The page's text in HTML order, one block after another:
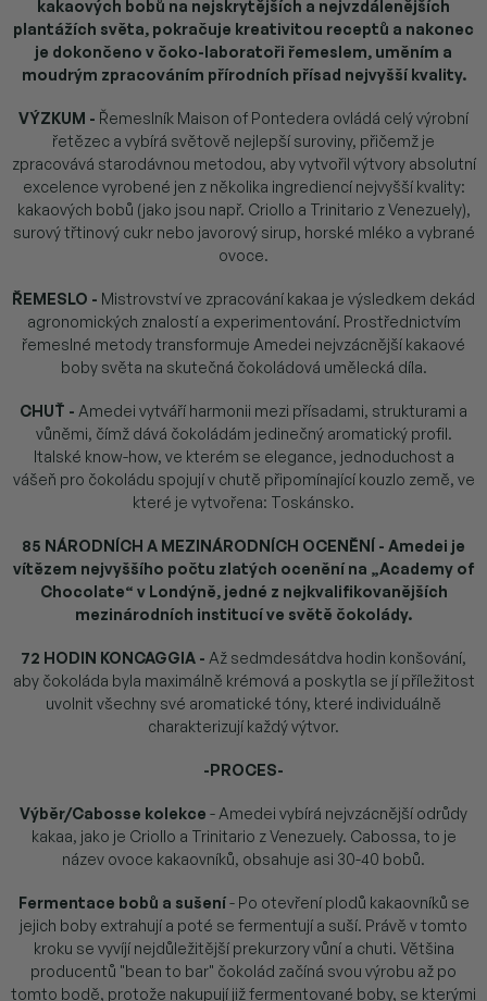
kakaových bobů na nejskrytějších a nejvzdálenějších
plantážích světa, pokračuje kreativitou receptů a nakonec
je dokončeno v čoko-laboratoři řemeslem, uměním a
moudrým zpracováním přírodních přísad nejvyšší kvality.
VÝZKUM - Řemeslník Maison of Pontedera ovládá celý výrobní
řetězec a vybírá světově nejlepší suroviny, přičemž je
zpracovává starodávnou metodou, aby vytvořil výtvory absolutní
excelence vyrobené jen z několika ingrediencí nejvyšší kvality:
kakaových bobů (jako jsou např. Criollo a Trinitario z Venezuely),
surový třtinový cukr nebo javorový sirup, horské mléko a vybrané
ovoce.
ŘEMESLO - Mistrovství ve zpracování kakaa je výsledkem dekád
agronomických znalostí a experimentování. Prostřednictvím
řemeslné metody transformuje Amedei nejvzácnější kakaové
boby světa na skutečná čokoládová umělecká díla.
CHUŤ - Amedei vytváří harmonii mezi přísadami, strukturami a
vůněmi, čímž dává čokoládám jedinečný aromatický profil.
Italské know-how, ve kterém se elegance, jednoduchost a
vášeň pro čokoládu spojují v chutě připomínající kouzlo země, ve
které je vytvořena: Toskánsko.
85 NÁRODNÍCH A MEZINÁRODNÍCH OCENĚNÍ - Amedei je
vítězem nejvyššího počtu zlatých ocenění na „Academy of
Chocolate“ v Londýně, jedné z nejkvalifikovanějších
mezinárodních institucí ve světě čokolády.
72 HODIN KONCAGGIA - Až sedmdesátdva hodin konšování,
aby čokoláda byla maximálně krémová a poskytla se jí příležitost
uvolnit všechny své aromatické tóny, které individuálně
charakterizují každý výtvor.
-PROCES-
Výběr/Cabosse kolekce - Amedei vybírá nejvzácnější odrůdy
kakaa, jako je Criollo a Trinitario z Venezuely. Cabossa, to je
název ovoce kakaovníků, obsahuje asi 30-40 bobů.
Fermentace bobů a sušení - Po otevření plodů kakaovníků se
jejich boby extrahují a poté se fermentují a suší. Právě v tomto
kroku se vyvíjí nejdůležitější prekurzory vůní a chuti. Většina
producentů "bean to bar" čokolád začíná svou výrobu až po
tomto bodě, protože nakupují již fermentované boby, se kterými